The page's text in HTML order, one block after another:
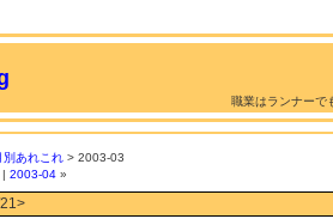
職業はランナーで
別あれこれ > 2003-03
| 2003-04 »